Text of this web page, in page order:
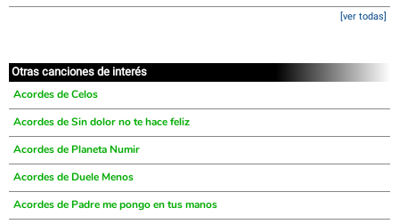
[ver todas]
Otras canciones de interés
Acordes de Celos
Acordes de Sin dolor no te hace feliz
Acordes de Planeta Numir
Acordes de Duele Menos
Acordes de Padre me pongo en tus manos